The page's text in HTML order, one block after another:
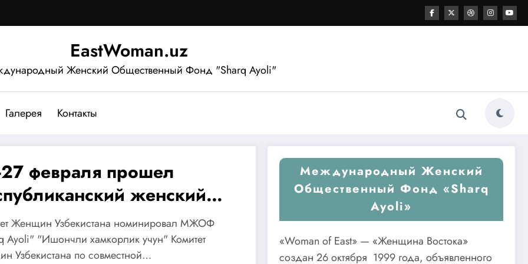
EastWoman.uz
Женский Общественный Фонд "Sharq Ayoli"
Галерея Контакты
февраля прошел
женский
«Повышение
политической
Женщин Узбекистана номинировал МЖОФ
Ayoli" "Ишончли хамкорлик учун" Комитет
Узбекистана по совместной…
Международный Женский
Общественный Фонд «Sharq
Ayoli»
«Woman of East» — «Женщина Востока»
создан 26 октября 1999 года, объявленного